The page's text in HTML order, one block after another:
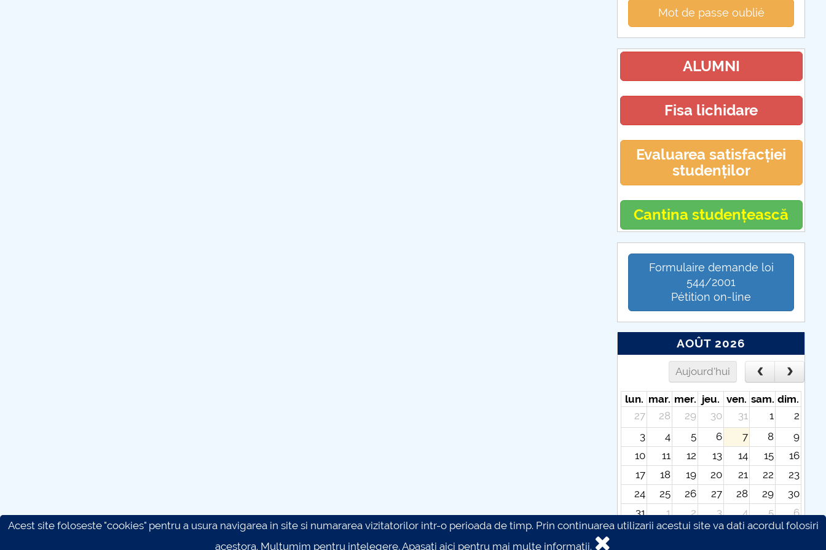
Mot de passe oublié
ALUMNI
Fisa lichidare
Evaluarea satisfacției
studenților
Cantina studențească
Formulaire demande loi
544/2001
Pétition on-line
AOÛT 2026
Aujourd'hui
lun. mar. mer. jeu. ven. sam. dim.
27
28 29 30 31 1
2
3
4 5 6 7 8
9
10
11 12 13 14 15
16
17
18 19 20 21 22
23
24
25 26 27 28 29
30
31
1 2 3 4 5
6
Acest site foloseste "cookies" pentru a usura navigarea in site si numararea vizitatorilor intr-o perioada de timp. Prin continuarea utilizarii acestui site va dati acordul folosiri
acestora. Multumim pentru intelegere.Apasati aici pentru mai multe informatii.